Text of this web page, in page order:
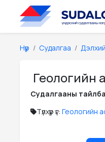
Нүүр Судалгаа
Геологийн
Судалгааны
Түлхүүр үг: Геологийн